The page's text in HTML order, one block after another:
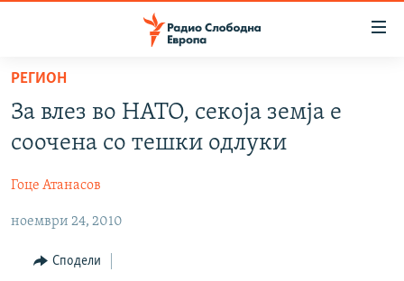
Оди
содржината
Оди
главната
Премини
ВЕСТИ
ШТО ТРЕБА ДА ЗНАЕТЕ
ПРИЈАВИ СЕ ЗА ЊУЗЛЕТЕР
РЕГИОН
За влез во НАТО, секоја земја е
соочена со тешки одлуки
Гоце Атанасов
ноември 24, 2010
Сподели